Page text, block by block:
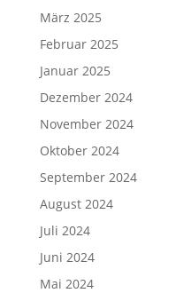
März 2025
Februar 2025
Januar 2025
Dezember 2024
November 2024
Oktober 2024
September 2024
August 2024
Juli 2024
Juni 2024
Mai 2024